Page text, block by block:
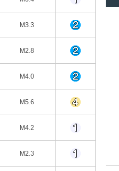
M3.3
M2.8
M4.0
M5.6
M4.2
M2.3